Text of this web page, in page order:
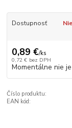
Dostupnosť
0,89 €/ks
0,72 € bez DPH
Momentálne nie
Číslo produktu:
EAN kód: